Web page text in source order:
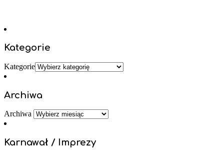
Kategorie
Kategorie
Archiwa
Archiwa
Karnawał / Imprezy